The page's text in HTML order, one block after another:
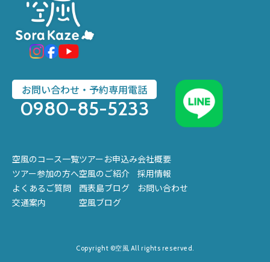
お問い合わせ・予約専用電話
0980-85-5233
空風のコース一覧
ツアー参加の方へ
よくあるご質問
交通案内
ツアーお申込み
空風のご紹介
西表島ブログ
空風ブログ
会社概要
採用情報
お問い合わせ
Copyright ©空風 All rights reserved.